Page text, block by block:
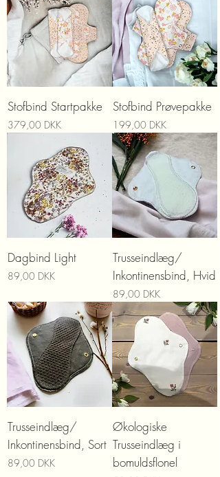
Stofbind Startpakke
Prix
379,00 DKK
Stofbind Prøvepakke
Prix
199,00 DKK
Dagbind Light
Prix
89,00 DKK
Trusseindlæg/
Inkontinensbind, Hvid
Prix
89,00 DKK
Trusseindlæg/
Inkontinensbind, Sort
Prix
89,00 DKK
Økologiske
Trusseindlæg i
bomuldsflonel